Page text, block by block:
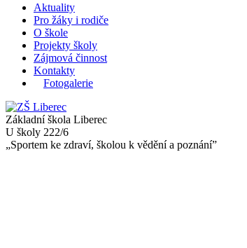
Aktuality
Pro žáky i rodiče
O škole
Projekty školy
Zájmová činnost
Kontakty
Fotogalerie
Základní škola Liberec
U školy 222/6
„Sportem ke zdraví, školou k vědění a poznání”